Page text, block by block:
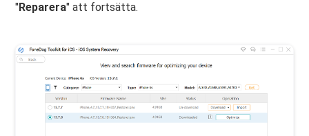
"Reparera" att fortsätta.